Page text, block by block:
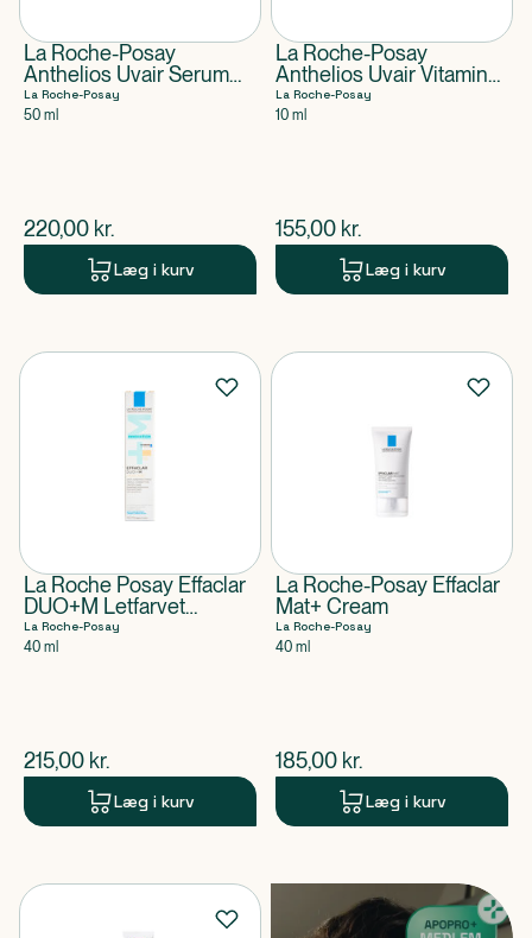
La Roche-Posay
Anthelios Uvair Serum
Sunscreen SPF 50+
La Roche-Posay
50 ml
$nuværende pris
220,00 kr.
Læg i kurv
La Roche-Posay
Anthelios Uvair Vitamin
Sun Stick SPF 50+
La Roche-Posay
10 ml
$nuværende pris
155,00 kr.
Læg i kurv
La Roche Posay Effaclar
DUO+M Letfarvet
Dagcreme
La Roche-Posay
40 ml
$nuværende pris
215,00 kr.
Læg i kurv
La Roche-Posay Effaclar
Mat+ Cream
La Roche-Posay
40 ml
$nuværende pris
185,00 kr.
Læg i kurv